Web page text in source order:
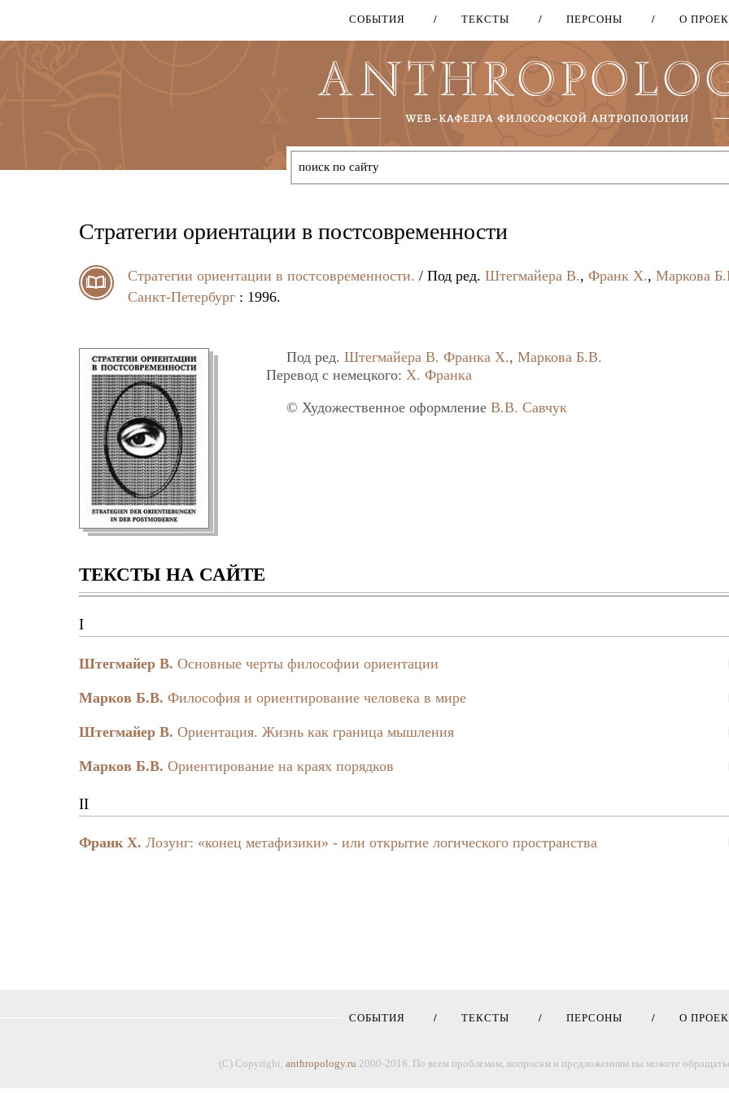
Перейти
основному
содержанию
СОБЫТИЯ ТЕКСТЫ ПЕРСОНЫ О
Стратегии ориентации в постсовременности
Стратегии ориентации в постсовременности. / Под ред. Штегмайера В., Франк Х., Маркова
Санкт-Петербург : 1996.
Под ред. Штегмайера В. Франка Х., Маркова Б.В.
Перевод с немецкого: Х. Франка
© Художественное оформление В.В. Савчук
ТЕКСТЫ НА САЙТЕ
I
Штегмайер В. Основные черты философии ориентации
Марков Б.В. Философия и ориентирование человека в мире
Штегмайер В. Ориентация. Жизнь как граница мышления
Марков Б.В. Ориентирование на краях порядков
II
Франк Х. Лозунг: «конец метафизики» - или открытие логического пространства
СОБЫТИЯ ТЕКСТЫ ПЕРСОНЫ О
(C) Copyright, anthropology.ru 2000-2016. По всем проблемам, вопросам и предложениям вы можете